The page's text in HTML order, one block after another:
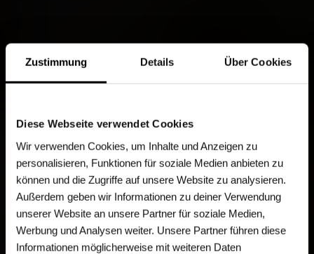
Zustimmung Details Über Cookies
Diese Webseite verwendet Cookies
Wir verwenden Cookies, um Inhalte und Anzeigen zu
personalisieren, Funktionen für soziale Medien anbieten zu
können und die Zugriffe auf unsere Website zu analysieren.
Außerdem geben wir Informationen zu deiner Verwendung
unserer Website an unsere Partner für soziale Medien,
Werbung und Analysen weiter. Unsere Partner führen diese
Informationen möglicherweise mit weiteren Daten